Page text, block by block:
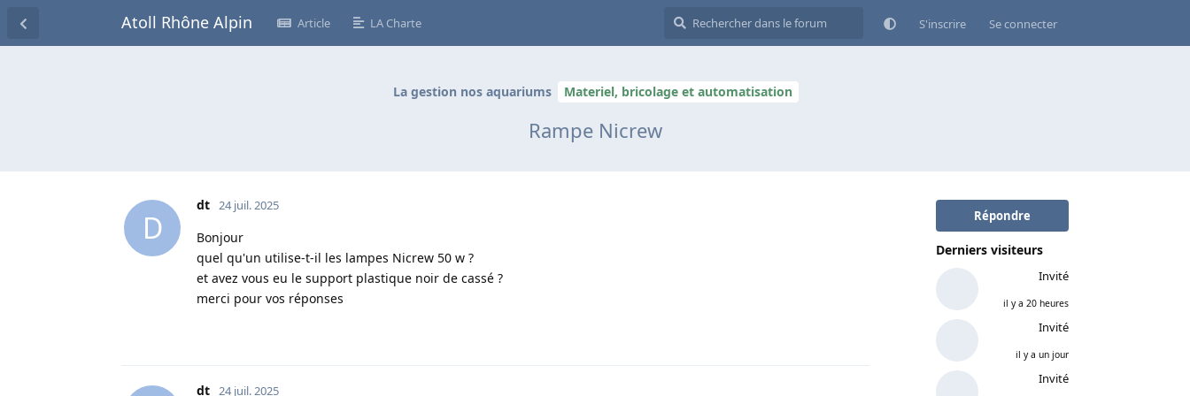
Atoll Rhône Alpin Article LA Charte S'inscrire Se connecter
La gestion nos aquariums Materiel, bricolage et automatisation
Rampe Nicrew
Répondre
Derniers visiteurs
Invité
il y a 20 heures
Invité
il y a un jour
Invité
D
dt 24 juil. 2025
Bonjour
quel qu'un utilise-t-il les lampes Nicrew 50 w ?
et avez vous eu le support plastique noir de cassé ?
merci pour vos réponses
dt 24 juil. 2025